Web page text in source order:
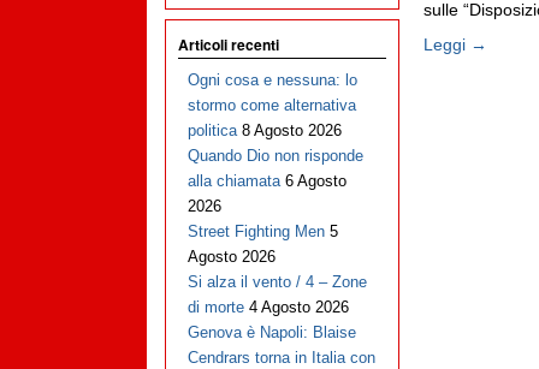
sulle
Leggi →
Articoli recenti
Ogni cosa e nessuna: lo
stormo come alternativa
politica 8 Agosto 2026
Quando Dio non risponde
alla chiamata 6 Agosto
2026
Street Fighting Men 5
Agosto 2026
Si alza il vento / 4 – Zone
di morte 4 Agosto 2026
Genova è Napoli: Blaise
Cendrars torna in Italia con